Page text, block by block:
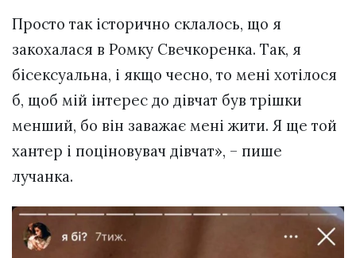
Просто так історично склалось, що я
закохалася в Ромку Свечкоренка. Так, я
бісексуальна, і якщо чесно, то мені хотілося
б, щоб мій інтерес до дівчат був трішки
менший, бо він заважає мені жити. Я ще той
хантер і поціновувач дівчат», – пише
лучанка.